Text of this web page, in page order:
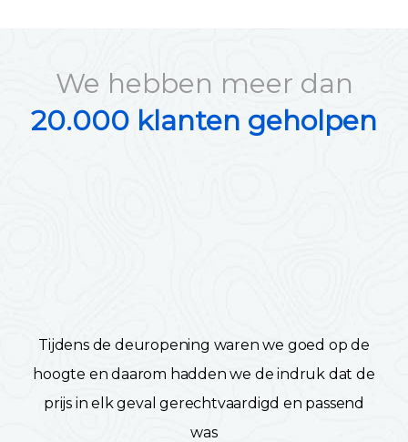
We hebben meer dan
20.000 klanten geholpen
Tijdens de deuropening waren we goed op de
hoogte en daarom hadden we de indruk dat de
prijs in elk geval gerechtvaardigd en passend
was